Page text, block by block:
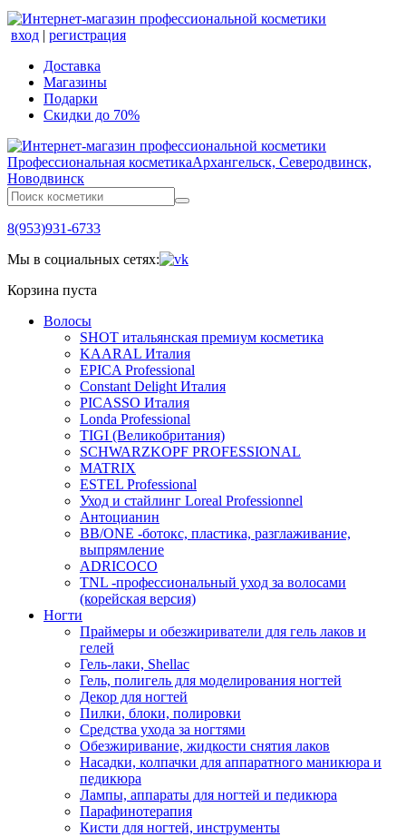
вход | регистрация
Доставка
Магазины
Подарки
Скидки до 70%
Профессиональная косметикаАрхангельск, Северодвинск,
Новодвинск
8(953)931-6733
Мы в социальных сетях:
Корзина пуста
Волосы
SHOT итальянская премиум косметика
KAARAL Италия
EPICA Professional
Constant Delight Италия
PICASSO Италия
Londa Professional
TIGI (Великобритания)
SCHWARZKOPF PROFESSIONAL
MATRIX
ESTEL Professional
Уход и стайлинг Loreal Professionnel
Антоцианин
BB/ONE -ботокс, пластика, разглаживание,
выпрямление
ADRICOCO
TNL -профессиональный уход за волосами
(корейская версия)
Ногти
Праймеры и обезжириватели для гель лаков и
гелей
Гель-лаки, Shellac
Гель, полигель для моделирования ногтей
Декор для ногтей
Пилки, блоки, полировки
Средства ухода за ногтями
Обезжиривание, жидкости снятия лаков
Насадки, колпачки для аппаратного маникюра и
педикюра
Лампы, аппараты для ногтей и педикюра
Парафинотерапия
Кисти для ногтей, инструменты